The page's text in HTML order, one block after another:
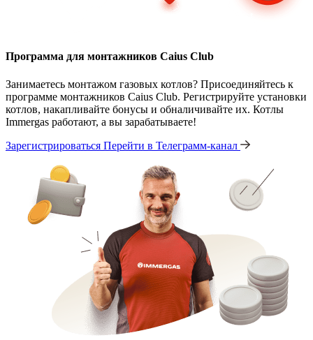
Программа для монтажников Caius Club
Занимаетесь монтажом газовых котлов? Присоединяйтесь к
программе монтажников Caius Club. Регистрируйте установки
котлов, накапливайте бонусы и обналичивайте их. Котлы
Immergas работают, а вы зарабатываете!
Зарегистрироваться Перейти в Телеграмм-канал